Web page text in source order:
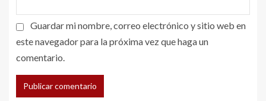
Guardar mi nombre, correo electrónico y sitio web en
este navegador para la próxima vez que haga un
comentario.